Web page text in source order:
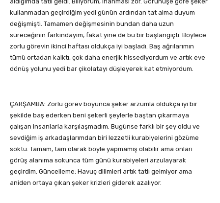
kullanmadan geçirdiğim yedi günün ardından tat alma duyum
değişmişti. Tamamen değişmesinin bundan daha uzun
süreceğinin farkındayım, fakat yine de bu bir başlangıçtı. Böylece
zorlu görevin ikinci haftası oldukça iyi başladı. Baş ağrılarımın
tümü ortadan kalktı, çok daha enerjik hissediyordum ve artık eve
dönüş yolunu yedi bar çikolatayı düşleyerek kat etmiyordum.
ÇARŞAMBA: Zorlu görev boyunca şeker arzumla oldukça iyi bir
şekilde baş ederken beni şekerli şeylerle baştan çıkarmaya
çalışan insanlarla karşılaşmadım. Bugünse farklı bir şey oldu ve
sevdiğim iş arkadaşlarımdan biri lezzetli kurabiyelerini gözüme
soktu. Tamam, tam olarak böyle yapmamış olabilir ama onları
görüş alanıma sokunca tüm günü kurabiyeleri arzulayarak
geçirdim. Güncelleme: Havuç dilimleri artık tatlı gelmiyor ama
aniden ortaya çıkan şeker krizleri giderek azalıyor.